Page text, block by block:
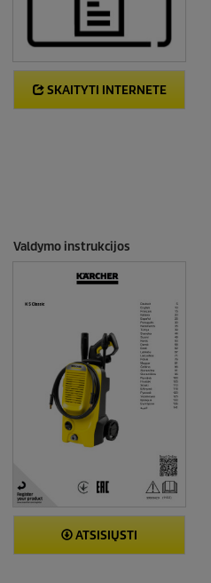
SKAITYTI INTERNETE
Valdymo instrukcijos
ATSISIŲSTI